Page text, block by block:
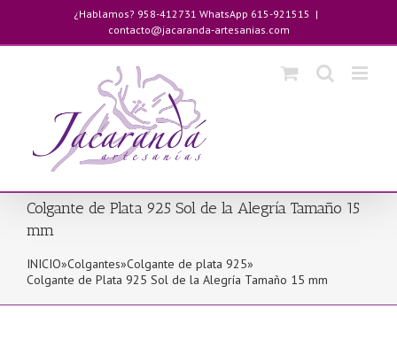
contenido
¿Hablamos? 958-412731 WhatsApp 615-921515 |
contacto@jacaranda-artesanias.com
Colgante de Plata 925 Sol de la Alegría Tamaño 15
mm
INICIO»Colgantes»Colgante de plata 925»
Colgante de Plata 925 Sol de la Alegría Tamaño 15 mm